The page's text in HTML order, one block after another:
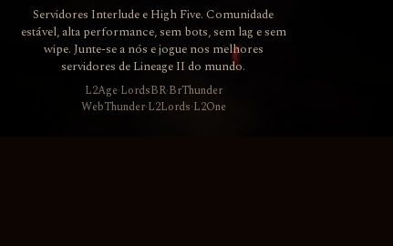
Servidores Interlude e High Five. Comunidade
estável, alta performance, sem bots, sem lag e sem
wipe. Junte-se a nós e jogue nos melhores
servidores de Lineage II do mundo.
L2Age·LordsBR·BrThunder
WebThunder·L2Lords·L2One